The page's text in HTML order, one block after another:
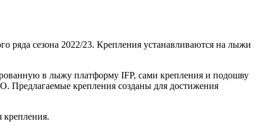
ряда сезона 2022/23. Крепления устанавливаются на лыжи
в лыжу платформу IFP, сами крепления и подошву
Предлагаемые крепления созданы для достижения
крепления.